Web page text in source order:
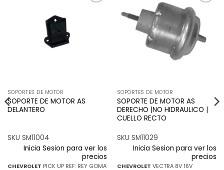
SOPORTES DE MOTOR
SOPORTE DE MOTOR AS
DELANTERO
SKU SM11004
Inicia Sesion para ver los
precios
CHEVROLET PICK UP REF: REY GOMA
Añadir
a la
lista de
deseos
SOPORTES DE MOTOR
SOPORTE DE MOTOR AS
DERECHO |NO HIDRAULICO |
CUELLO RECTO
SKU SM11029
Inicia Sesion para ver los
precios
CHEVROLET VECTRA 8V 16V